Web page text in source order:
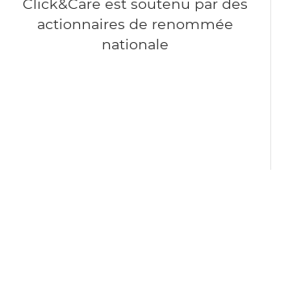
Click&Care est soutenu par des
actionnaires de renommée
nationale